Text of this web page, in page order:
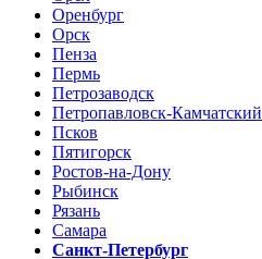
Оренбург
Орск
Пенза
Пермь
Петрозаводск
Петропавловск-Камчатский
Псков
Пятигорск
Ростов-на-Дону
Рыбинск
Рязань
Самара
Санкт-Петербург